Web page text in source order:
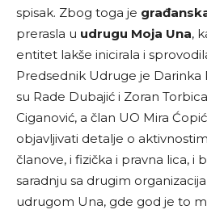
spisak. Zbog toga je
prerasla u udrugu Moja Una,
entitet lakše inicirala i
Predsednik Udruge je Darinka
su Rade Dubajić i Zoran
Ciganović, a član UO Mira
objavljivati detalje o
članove, i fizička i pravna lica, i
saradnju sa drugim
udrugom Una, gde god je to